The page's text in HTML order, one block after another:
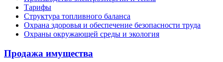
Тарифы
Структура топливного баланса
Охрана здоровья и обеспечение безопасности труда
Охраны окружающей среды и экология
Продажа имущества